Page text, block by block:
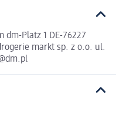
dm-Platz 1 DE-76227
markt sp. z o.o. ul.